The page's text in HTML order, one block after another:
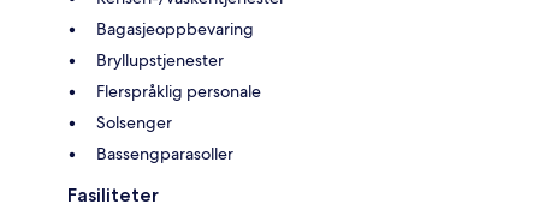
Bagasjeoppbevaring
Bryllupstjenester
Flerspråklig personale
Solsenger
Bassengparasoller
Fasiliteter